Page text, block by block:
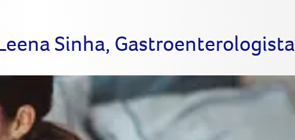
Sinha, Gastroenterologista